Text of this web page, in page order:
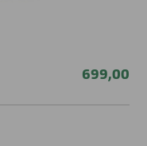
699,00